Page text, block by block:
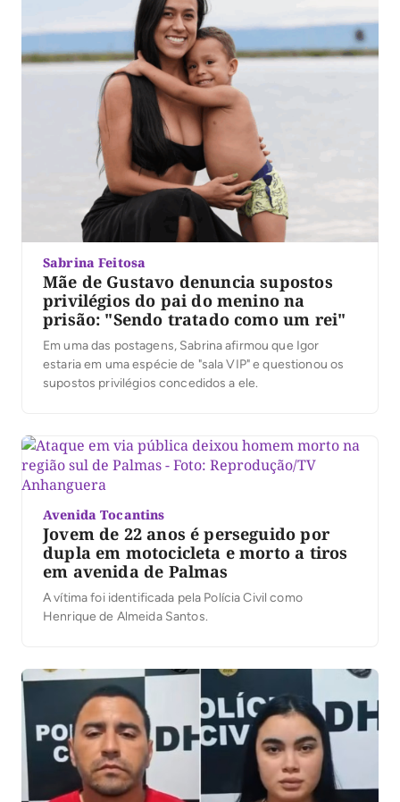
Sabrina Feitosa
Mãe de Gustavo denuncia supostos
privilégios do pai do menino na
prisão: "Sendo tratado como um rei"
Em uma das postagens, Sabrina afirmou que Igor
estaria em uma espécie de "sala VIP" e questionou os
supostos privilégios concedidos a ele.
Avenida Tocantins
Jovem de 22 anos é perseguido por
dupla em motocicleta e morto a tiros
em avenida de Palmas
A vítima foi identificada pela Polícia Civil como
Henrique de Almeida Santos.